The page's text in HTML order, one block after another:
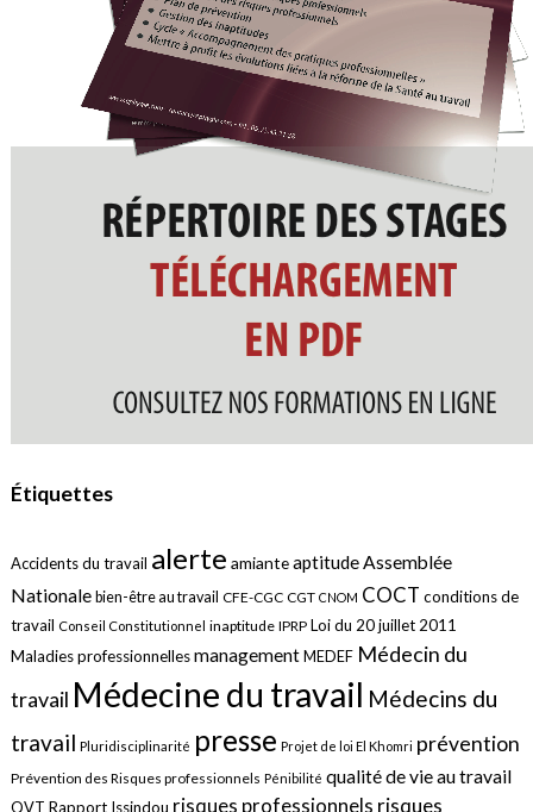
Étiquettes
Accidents du travail alerte amianteaptitudeAssemblée
Nationale bien-être au travail CFE-CGC CGT CNOM COCT conditions de
travail Conseil Constitutionnel inaptitude IPRP Loi du 20 juillet 2011
Maladies professionnellesmanagement MEDEF Médecin du
travail Médecine du travail Médecins du
travail Pluridisciplinarité presse Projet de loi El Khomri prévention
Prévention des Risques professionnels Pénibilité qualité de vie au travail
QVT Rapport Issindou risques professionnels risques